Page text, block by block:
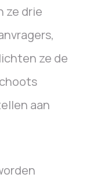
ze drie
ze de
aan